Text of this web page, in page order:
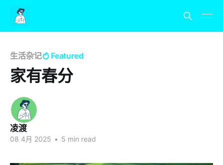
生活杂记 Featured
家有春分
凌渡
08 4月 2025 • 5 min read